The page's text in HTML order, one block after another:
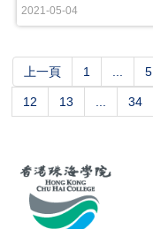
2021-05-04
上一頁 1 5
12 13 34